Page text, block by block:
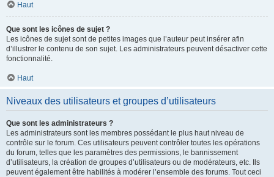
Haut
Que sont les icônes de sujet ?
Les icônes de sujet sont de petites images que l’auteur peut insérer afin
d’illustrer le contenu de son sujet. Les administrateurs peuvent désactiver cette
fonctionnalité.
Haut
Niveaux des utilisateurs et groupes d’utilisateurs
Que sont les administrateurs ?
Les administrateurs sont les membres possédant le plus haut niveau de
contrôle sur le forum. Ces utilisateurs peuvent contrôler toutes les opérations
du forum, telles que les paramètres des permissions, le bannissement
d’utilisateurs, la création de groupes d’utilisateurs ou de modérateurs, etc. Ils
peuvent également être habilités à modérer l’ensemble des forums. Tout ceci